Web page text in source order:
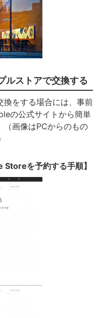
ルストアで交換する
換をする場合には、事前
の公式サイトから簡単
（画像はPCからのもの
Storeを予約する手順】